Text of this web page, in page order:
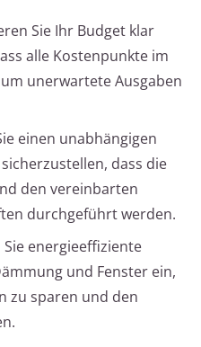
Sie Ihr Budget klar
alle Kostenpunkte im
unerwartete Ausgaben
einen unabhängigen
dass die
den vereinbarten
durchgeführt werden.
Sie energieeffiziente
und Fenster ein,
zu sparen und den